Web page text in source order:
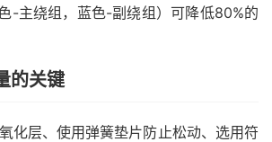
-主绕组，蓝色-副绕组）可降低80%的
的关键
化层、使用弹簧垫片防止松动、选用符